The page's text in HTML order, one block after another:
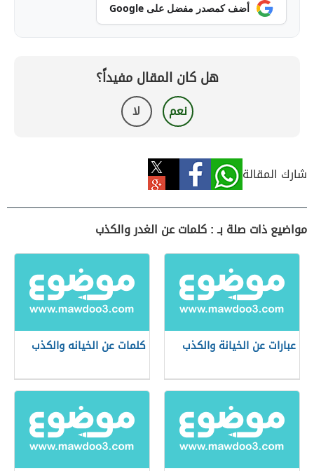
أضف كمصدر مفضل على Google
هل كان المقال مفيداً؟
نعم لا
شارك المقالة
مواضيع ذات صلة بـ : كلمات عن الغدر والكذب
عبارات عن الخيانة والكذب كلمات عن الخيانه والكذب